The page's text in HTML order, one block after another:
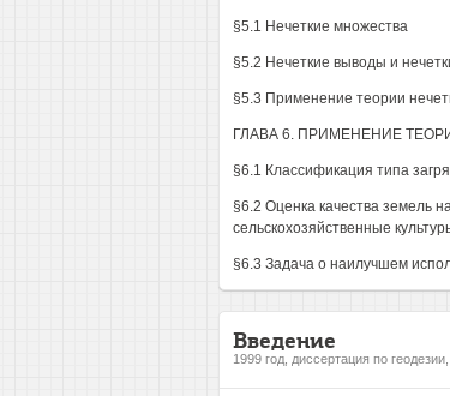
§5.1 Нечеткие множества
§5.2 Нечеткие выводы и
§5.3 Применение теории
ГЛАВА 6. ПРИМЕНЕНИЕ
§6.1 Классификация типа
§6.2 Оценка качества земель
сельскохозяйственные
§6.3 Задача о наилучшем
Введение
1999 год, диссертация по